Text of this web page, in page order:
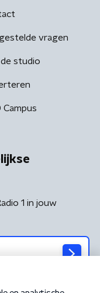
vragen
studio
Campus
1 in jouw